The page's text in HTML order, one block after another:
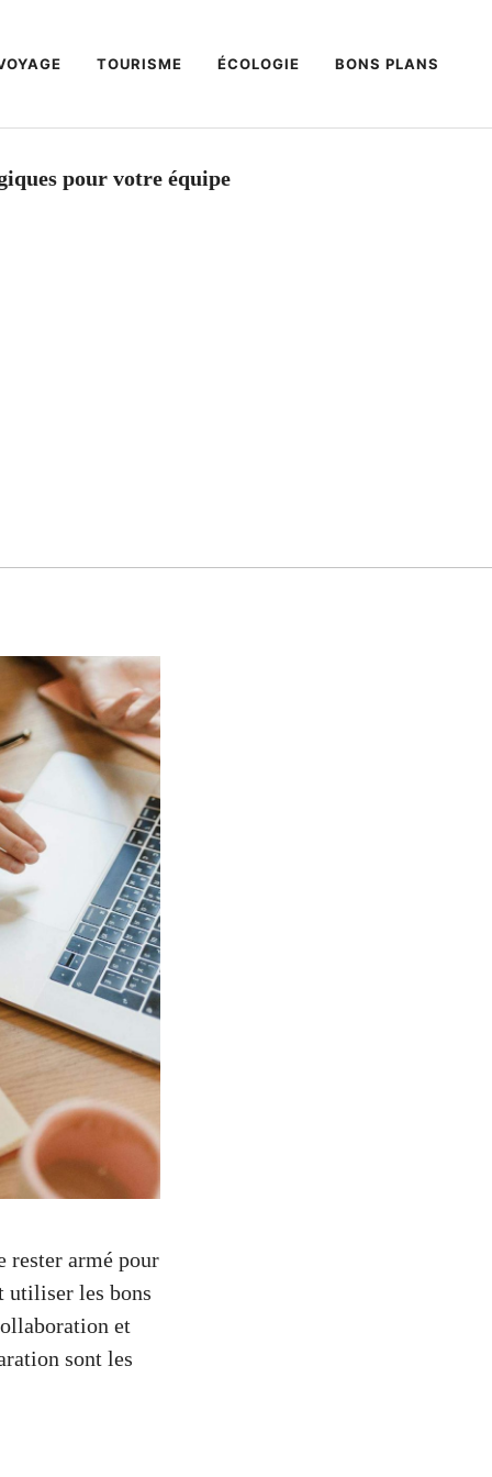
TOURISME ÉCOLOGIE BONS PLANS
pour votre équipe
rester armé pour
utiliser les bons
et
sont les